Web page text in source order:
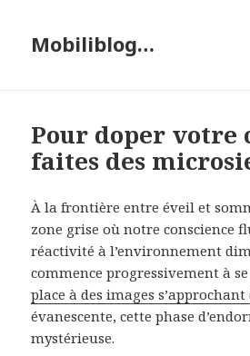
Mobiliblog…
Pour doper votre
faites des
À la frontière entre éveil et
zone grise où notre conscience
réactivité à l’environnement
commence progressivement à
place à des images s’approchant
évanescente, cette phase
mystérieuse.